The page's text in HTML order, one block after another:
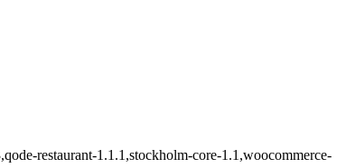
restaurant-1.1.1,stockholm-core-1.1,woocommerce-